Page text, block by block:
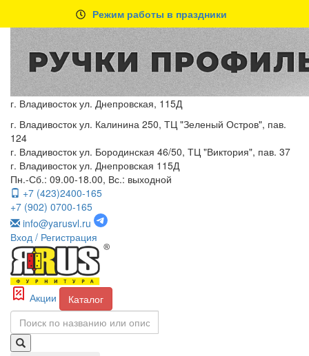
Режим работы в праздники
г. Владивосток ул. Днепровская, 115Д
г. Владивосток ул. Калинина 250, ТЦ "Зеленый Остров", пав.
124
г. Владивосток ул. Бородинская 46/50, ТЦ "Виктория", пав. 37
г. Владивосток ул. Днепровская 115Д
Пн.-Сб.: 09.00-18.00, Вс.: выходной
+7 (423)2400-165
+7 (902) 0700-165
info@yarusvl.ru
Вход / Регистрация
Акции Каталог